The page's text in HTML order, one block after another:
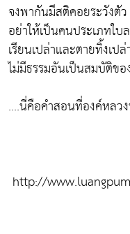
จงพากันมีสติคอยระวังตัว
อย่าให้เป็นคนประเภทใบ
เรียนเปล่าและตายทิ้งเปล่
ไม่มีธรรมอันเป็นสมบัติข
....นี่คือคำสอนที่องค์หลว
http://